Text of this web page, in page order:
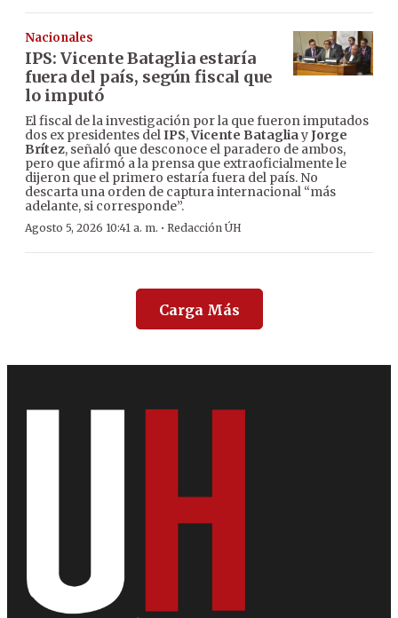
Nacionales
IPS: Vicente Bataglia estaría
fuera del país, según fiscal que
lo imputó
El fiscal de la investigación por la que fueron imputados
dos ex presidentes delIPS,Vicente BatagliayJorge
Brítez, señaló que desconoce el paradero de ambos,
pero que afirmó a la prensa que extraoficialmente le
dijeron que el primero estaría fuera del país. No
descarta una orden de captura internacional “más
adelante, si corresponde”.
Agosto 5, 2026 10:41 a. m. · Redacción ÚH
Carga Más